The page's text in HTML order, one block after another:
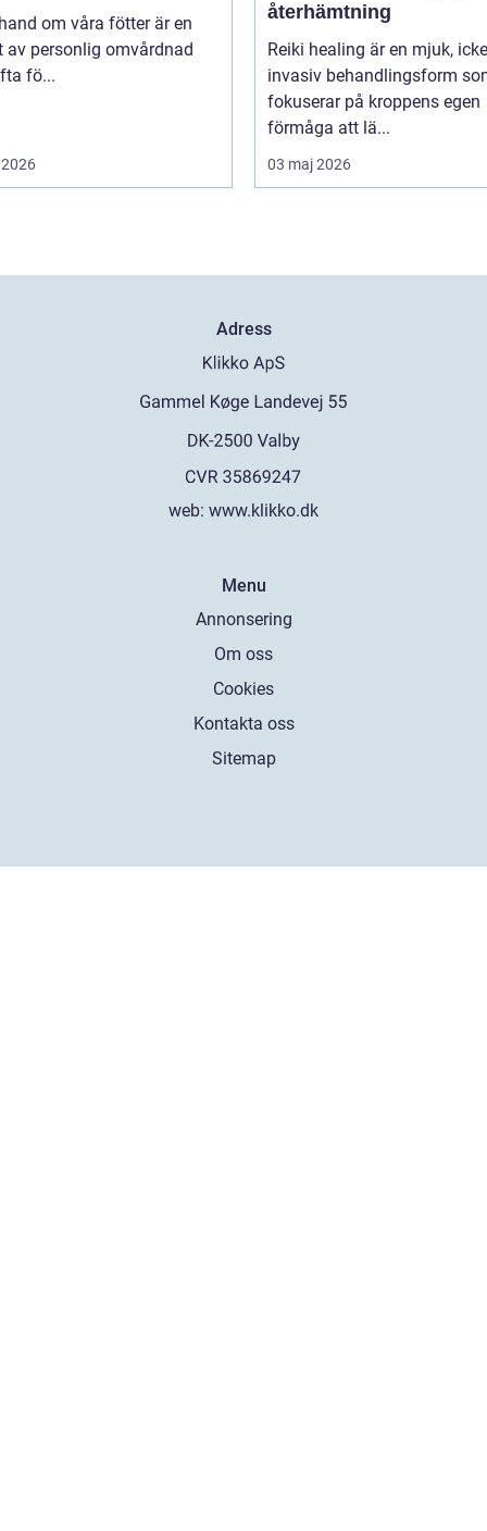
om våra fötter är en
av personlig omvårdnad
fö...
återhämtning
Reiki healing är en mjuk,
invasiv behandlingsform
fokuserar på kroppens egen
förmåga att lä...
03 maj 2026
Adress
web: www.klikko.dk
Menu
Annonsering
Om oss
Cookies
Kontakta oss
Sitemap